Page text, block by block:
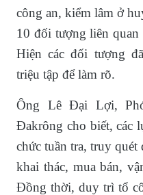
công an, kiểm lâm ở
10 đối tượng liên
Hiện các đối tượng
triệu tập để làm rõ.
Ông Lê Đại Lợi,
Đakrông cho biết, các
chức tuần tra, truy
khai thác, mua bán,
Đồng thời, duy trì tổ